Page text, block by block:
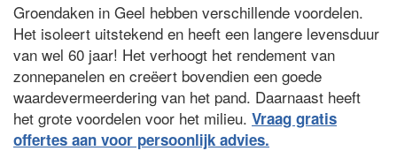
Groendaken in Geel hebben verschillende voordelen.
Het isoleert uitstekend en heeft een langere levensduur
van wel 60 jaar! Het verhoogt het rendement van
zonnepanelen en creëert bovendien een goede
waardevermeerdering van het pand. Daarnaast heeft
het grote voordelen voor het milieu. Vraag gratis
offertes aan voor persoonlijk advies.